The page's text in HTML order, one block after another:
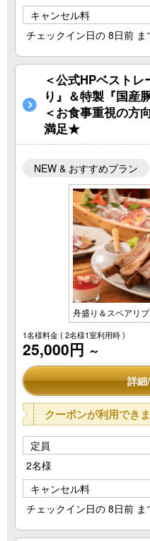
キャンセル料
チェックイン日の 8日前
＜公式HPベスト
り』＆特製『国産
＜お食事重視の方
満足★
NEW & おすすめプラン
舟盛り＆スペアリブ
1名様料金( 2名様1室利用時 )
25,000円 ～
詳細
クーポンが利用できま
定員
2名様
キャンセル料
チェックイン日の 8日前